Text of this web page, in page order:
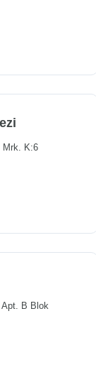
Mrk. K:6
Apt. B Blok